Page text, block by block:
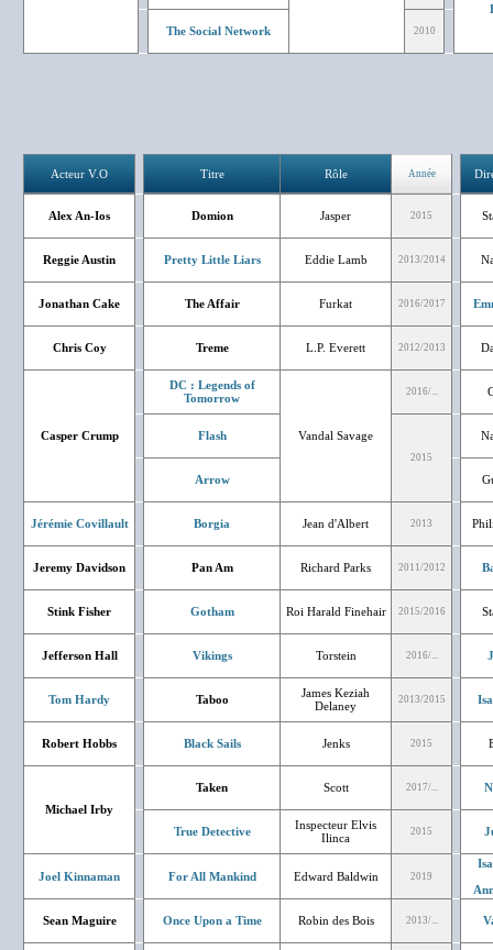
The Social Network
2010
Acteur V.O Titre Rôle Année
Alex An-Ios Domion Jasper 2015
Reggie Austin Pretty Little Liars Eddie Lamb 2013/2014
Jonathan Cake The Affair Furkat 2016/2017
Chris Coy Treme L.P. Everett 2012/2013
Casper Crump
DC : Legends of
Tomorrow
Vandal Savage
2016/...
Flash
2015
Arrow
Jérémie Covillault Borgia Jean d'Albert 2013
Jeremy Davidson Pan Am Richard Parks 2011/2012
Stink Fisher Gotham Roi Harald Finehair 2015/2016
Jefferson Hall Vikings Torstein 2016/...
Tom Hardy Taboo
James Keziah
Delaney
2013/2015
Robert Hobbs Black Sails Jenks 2015
Michael Irby
Taken Scott 2017/...
True Detective
Inspecteur Elvis
Ilinca
2015
Joel Kinnaman For All Mankind Edward Baldwin 2019
Sean Maguire Once Upon a Time Robin des Bois 2013/...